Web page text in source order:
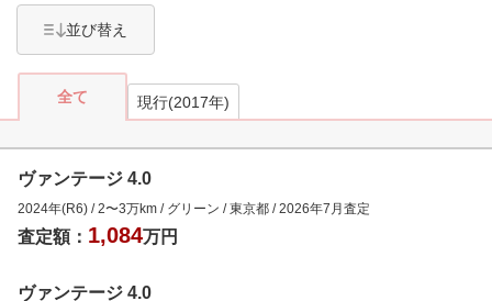
並び替え
全て 現行(2017年)
ヴァンテージ 4.0
2024年(R6) /2〜3万km / グリーン /東京都 /2026年7月査定
査定額： 1,084万円
ヴァンテージ 4.0